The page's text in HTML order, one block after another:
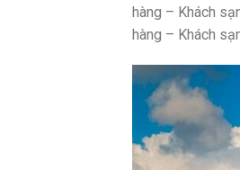
hàng – Khách
hàng – Khách